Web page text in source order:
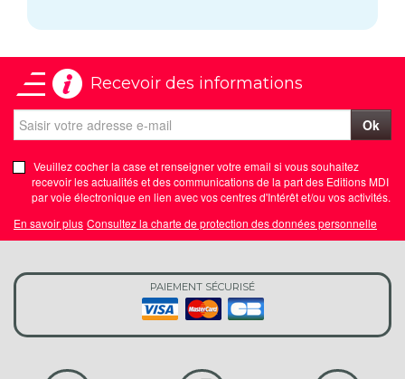
Recevoir des informations
Ok
Veuillez cocher la case et renseigner votre email si vous souhaitez
recevoir les actualités et des communications de la part des Editions MDI
par voie électronique en lien avec vos centres d'Intérêt et/ou vos activités.
En savoir plus Consultez la charte de protection des données personnelle
PAIEMENT SÉCURISÉ